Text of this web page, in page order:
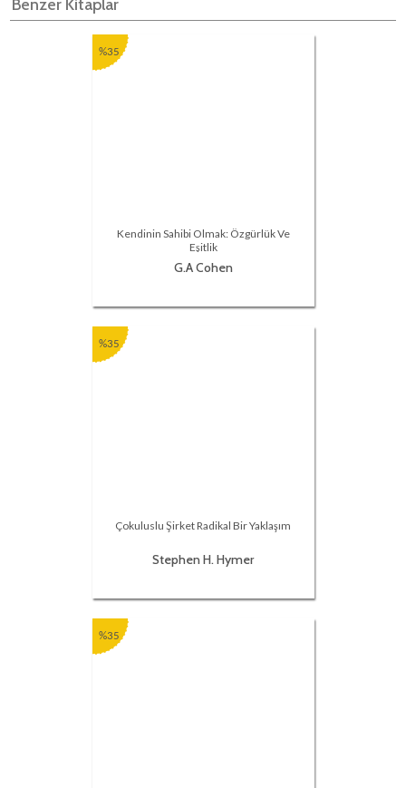
Benzer Kitaplar
%35
Kendinin Sahibi Olmak: Özgürlük Ve
Eşitlik
G.A Cohen
%35
Çokuluslu Şirket Radikal Bir Yaklaşım
Stephen H. Hymer
%35